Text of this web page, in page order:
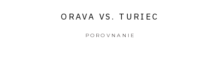
ORAVA VS. TURIEC
POROVNANIE